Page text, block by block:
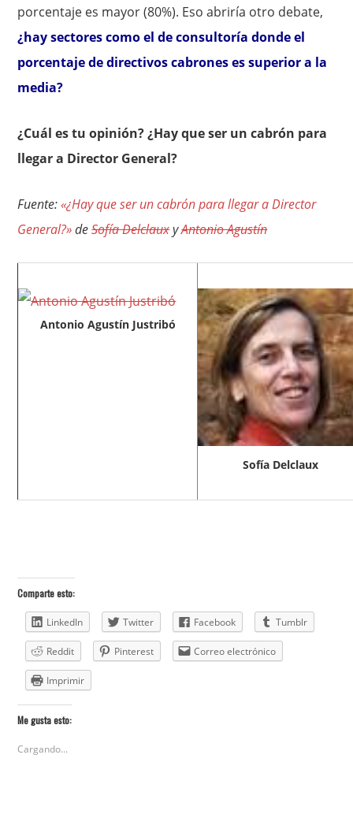
porcentaje es mayor (80%). Eso abriría otro debate,
¿hay sectores como el de consultoría donde el
porcentaje de directivos cabrones es superior a la
media?
¿Cuál es tu opinión? ¿Hay que ser un cabrón para
llegar a Director General?
Fuente:«¿Hay que ser un cabrón para llegar a Director
General?»deSofía DelclauxyAntonio Agustín
Antonio Agustín Justribó
Sofía Delclaux
Comparte esto:
LinkedIn Twitter Facebook Tumblr
Reddit Pinterest Correo electrónico
Imprimir
Me gusta esto:
Cargando...